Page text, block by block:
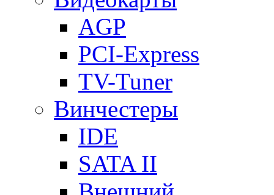
AGP
PCI-Express
TV-Tuner
Винчестеры
IDE
SATA II